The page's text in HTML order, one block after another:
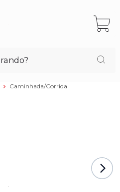
Caminhada/Corrida